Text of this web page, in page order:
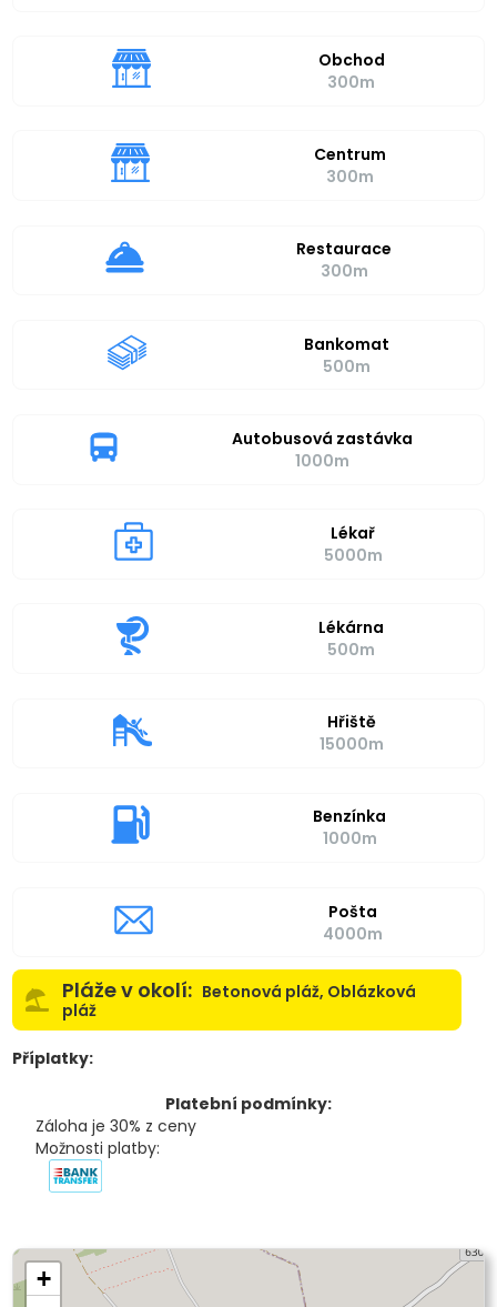
Obchod
300m
Centrum
300m
Restaurace
300m
Bankomat
500m
Autobusová zastávka
1000m
Lékař
5000m
Lékárna
500m
Hřiště
15000m
Benzínka
1000m
Pošta
4000m
Pláže v okolí: Betonová pláž, Oblázková
pláž
Příplatky:
Platební podmínky:
Záloha je 30% z ceny
Možnosti platby:
+